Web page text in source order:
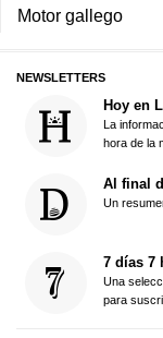
Motor gallego
NEWSLETTERS
Hoy en
La
hora de la
Al final
Un
7 días 7
Una
para